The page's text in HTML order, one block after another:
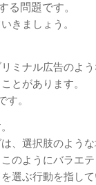
る問題です。
きましょう。
ミナル広告のよ
とがあります。
す。
、選択肢のよう
のようにバラエ
選ぶ行動を指して